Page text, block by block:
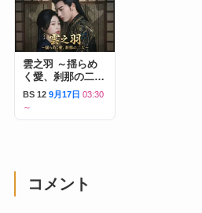
雲之羽 ～揺らめ
く愛、刹那の二人
～
BS 12 9月17日 03:30
～
コメント